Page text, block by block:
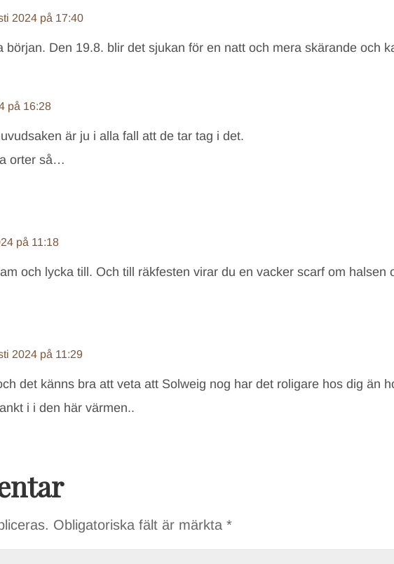
2024 på 17:40
början. Den 19.8. blir det sjukan för en natt och mera skärande och
på 16:28
är ju i alla fall att de tar tag i det.
orter så…
på 11:18
och lycka till. Och till räkfesten virar du en vacker scarf om halsen
2024 på 11:29
det känns bra att veta att Solweig nog har det roligare hos dig än
i i den här värmen..
Obligatoriska fält är märkta*